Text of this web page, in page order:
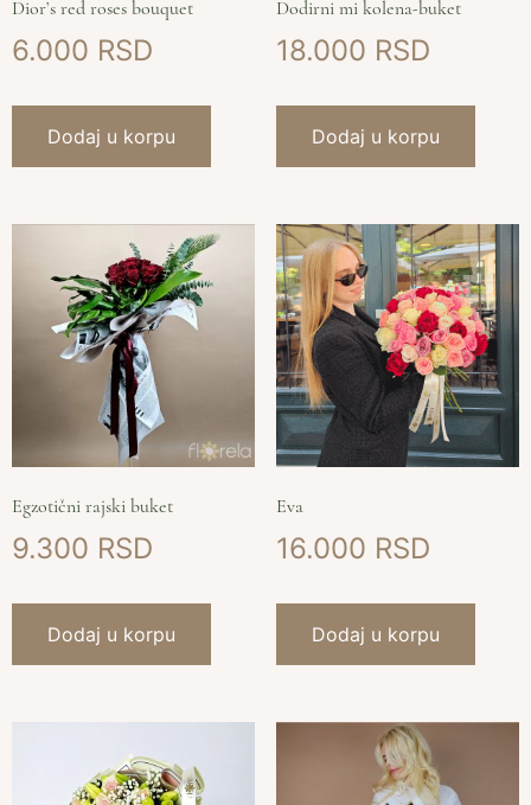
Dior’s red roses bouquet
6.000
Dodaj u korpu
Dodirni mi kolena-buket
18.000
Dodaj u korpu
Egzotični rajski buket
9.300
Dodaj u korpu
Eva
16.000
Dodaj u korpu